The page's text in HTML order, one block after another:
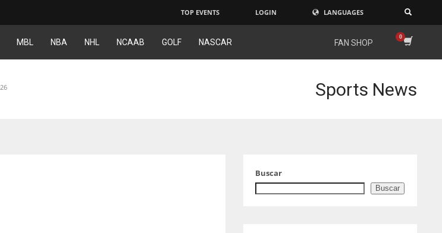
TOP EVENTS LOGIN LANGUAGES
MBL NBA NHL NCAAB GOLF NASCAR FAN SHOP
Sports News
Buscar
Buscar